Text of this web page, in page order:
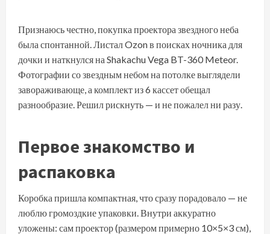
Признаюсь честно, покупка проектора звездного неба
была спонтанной. Листал Ozon в поисках ночника для
дочки и наткнулся на Shakachu Vega BT-360 Meteor.
Фотографии со звездным небом на потолке выглядели
завораживающе, а комплект из 6 кассет обещал
разнообразие. Решил рискнуть — и не пожалел ни разу.
Первое знакомство и
распаковка
Коробка пришла компактная, что сразу порадовало — не
люблю громоздкие упаковки. Внутри аккуратно
уложены: сам проектор (размером примерно 10×5×3 см),